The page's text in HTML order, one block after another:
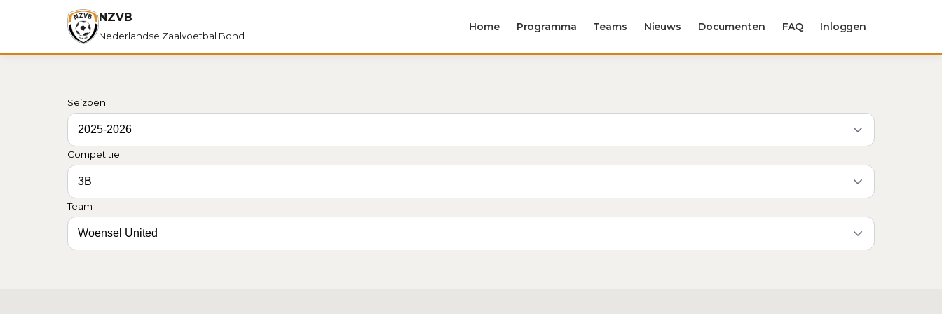
NZVB
Nederlandse Zaalvoetbal Bond
Home Programma Teams Nieuws Documenten FAQ Inloggen
Seizoen
Competitie
Team